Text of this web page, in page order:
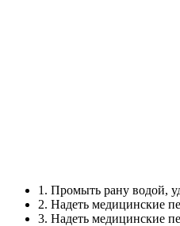
1. Промыть рану водой,
2. Надеть медицинские
3. Надеть медицинские